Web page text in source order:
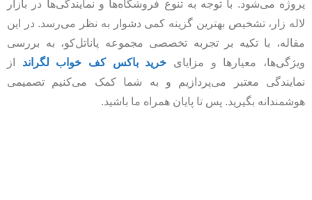
پروژه می‌شود. با توجه به تنوع فروشگاه‌ها و نمایندگی‌ها در بازار
لاله زار، تشخیص بهترین گزینه کمی دشوار به نظر می‌رسد. در این
مقاله، با تکیه بر تجربه تخصصی مجموعه پاناتل‌کو، به بررسی
ویژگی‌ها، معیارها و مزایای خرید باکس کف خواب لگراند از
نمایندگی معتبر می‌پردازیم و به شما کمک می‌کنیم تصمیمی
هوشمندانه بگیرید. پس تا پایان همراه ما باشید.